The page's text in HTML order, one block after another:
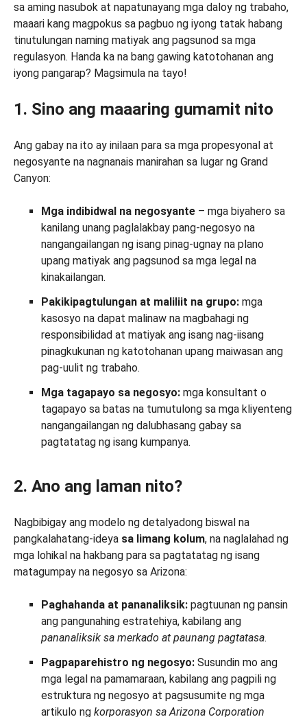
sa aming nasubok at napatunayang mga daloy ng trabaho,
maaari kang magpokus sa pagbuo ng iyong tatak habang
tinutulungan naming matiyak ang pagsunod sa mga
regulasyon. Handa ka na bang gawing katotohanan ang
iyong pangarap? Magsimula na tayo!
1. Sino ang maaaring gumamit nito
Ang gabay na ito ay inilaan para sa mga propesyonal at
negosyante na nagnanais manirahan sa lugar ng Grand
Canyon:
Mga indibidwal na negosyante – mga biyahero sa
kanilang unang paglalakbay pang-negosyo na
nangangailangan ng isang pinag-ugnay na plano
upang matiyak ang pagsunod sa mga legal na
kinakailangan.
Pakikipagtulungan at maliliit na grupo: mga
kasosyo na dapat malinaw na magbahagi ng
responsibilidad at matiyak ang isang nag-iisang
pinagkukunan ng katotohanan upang maiwasan ang
pag-uulit ng trabaho.
Mga tagapayo sa negosyo: mga konsultant o
tagapayo sa batas na tumutulong sa mga kliyenteng
nangangailangan ng dalubhasang gabay sa
pagtatatag ng isang kumpanya.
2. Ano ang laman nito?
Nagbibigay ang modelo ng detalyadong biswal na
pangkalahatang-ideya sa limang kolum, na naglalahad ng
mga lohikal na hakbang para sa pagtatatag ng isang
matagumpay na negosyo sa Arizona:
Paghahanda at pananaliksik: pagtuunan ng pansin
ang pangunahing estratehiya, kabilang ang
pananaliksik sa merkado at paunang pagtatasa.
Pagpaparehistro ng negosyo: Susundin mo ang
mga legal na pamamaraan, kabilang ang pagpili ng
estruktura ng negosyo at pagsusumite ng mga
artikulo ng korporasyon sa Arizona Corporation